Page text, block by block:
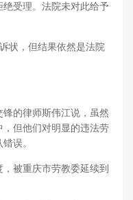
受理。法院未对此给予
状，但结果依然是法院
的律师斯伟江说，虽然
但他们对明显的违法劳
误。
被重庆市劳教委延续到